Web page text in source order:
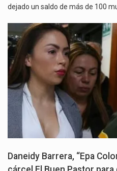
dejado un saldo de más de 100
Daneidy Barrera, “Epa